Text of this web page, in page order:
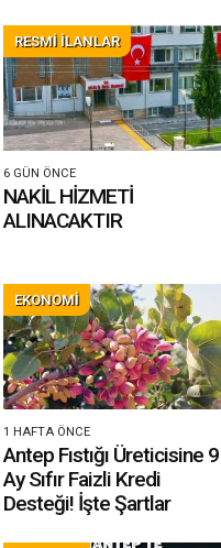
RESMİ İLANLAR
6 GÜN ÖNCE
NAKİL HİZMETİ
ALINACAKTIR
EKONOMİ
1 HAFTA ÖNCE
Antep Fıstığı Üreticisine 9
Ay Sıfır Faizli Kredi
Desteği! İşte Şartlar